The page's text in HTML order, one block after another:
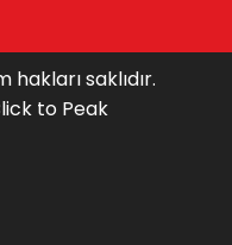
saklıdır.
to Peak